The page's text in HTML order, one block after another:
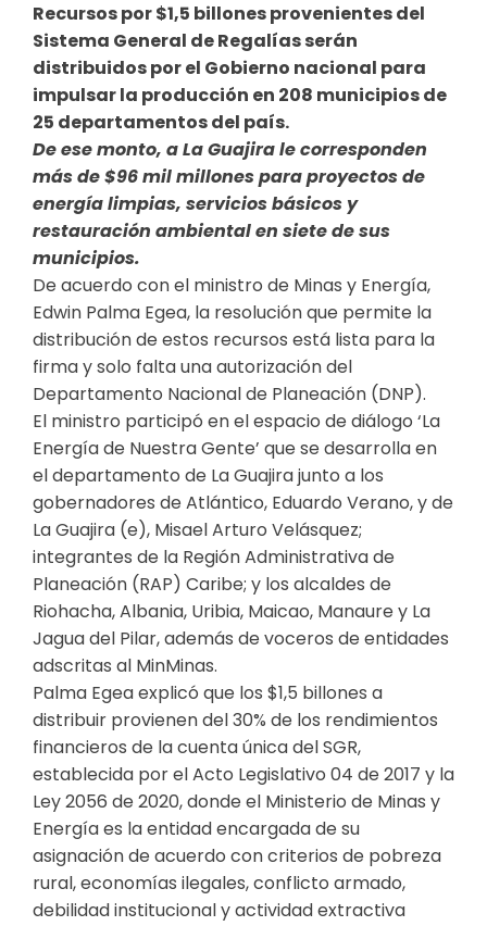
Recursos por $1,5 billones provenientes del
Sistema General de Regalías serán
distribuidos por el Gobierno nacional para
impulsar la producción en 208 municipios de
25 departamentos del país.
De ese monto, a La Guajira le corresponden
más de $96 mil millones para proyectos de
energía limpias, servicios básicos y
restauración ambiental en siete de sus
municipios.
De acuerdo con el ministro de Minas y Energía,
Edwin Palma Egea, la resolución que permite la
distribución de estos recursos está lista para la
firma y solo falta una autorización del
Departamento Nacional de Planeación (DNP).
El ministro participó en el espacio de diálogo ‘La
Energía de Nuestra Gente’ que se desarrolla en
el departamento de La Guajira junto a los
gobernadores de Atlántico, Eduardo Verano, y de
La Guajira (e), Misael Arturo Velásquez;
integrantes de la Región Administrativa de
Planeación (RAP) Caribe; y los alcaldes de
Riohacha, Albania, Uribia, Maicao, Manaure y La
Jagua del Pilar, además de voceros de entidades
adscritas al MinMinas.
Palma Egea explicó que los $1,5 billones a
distribuir provienen del 30% de los rendimientos
financieros de la cuenta única del SGR,
establecida por el Acto Legislativo 04 de 2017 y la
Ley 2056 de 2020, donde el Ministerio de Minas y
Energía es la entidad encargada de su
asignación de acuerdo con criterios de pobreza
rural, economías ilegales, conflicto armado,
debilidad institucional y actividad extractiva